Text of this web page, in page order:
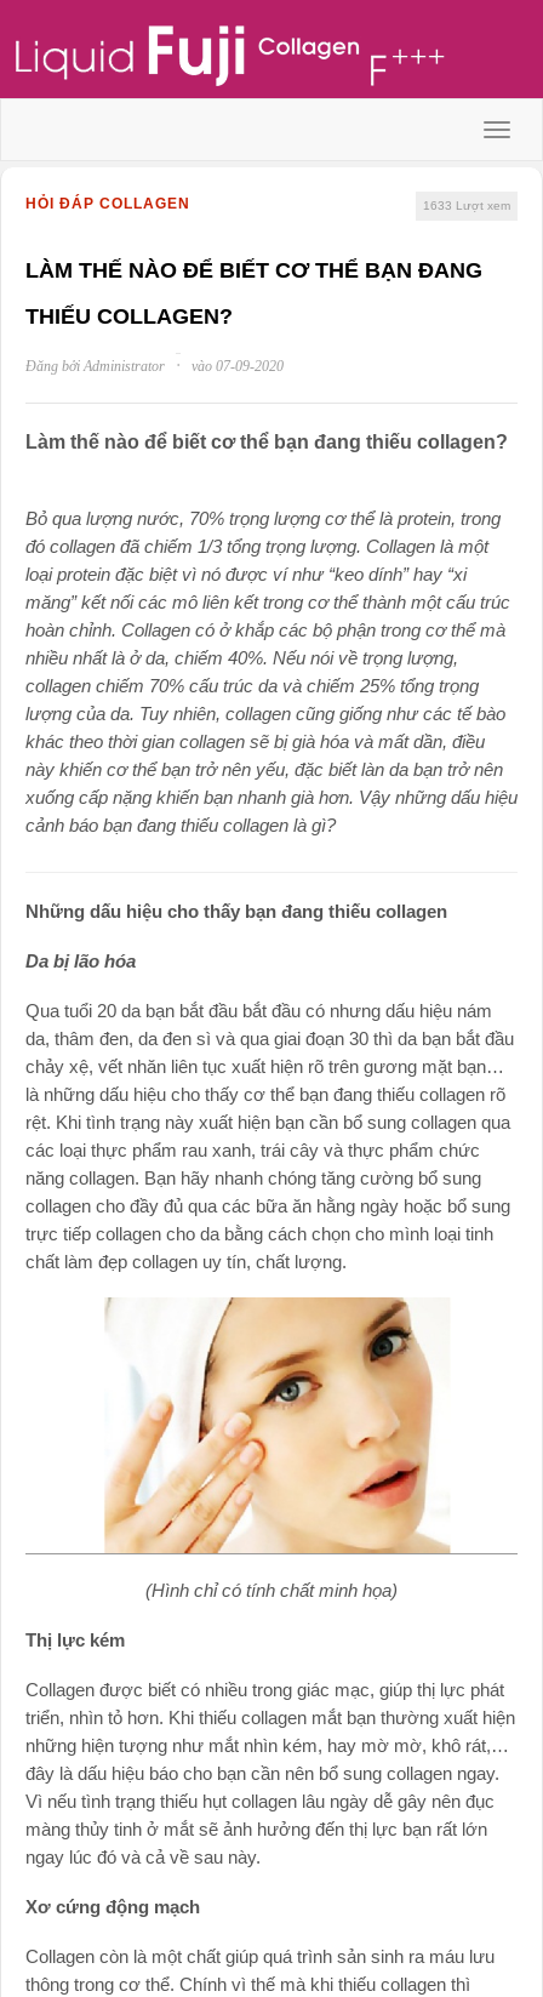
Menu
HỎI ĐÁP COLLAGEN 1633 Lượt xem
LÀM THẾ NÀO ĐỂ BIẾT CƠ THỂ BẠN ĐANG
THIẾU COLLAGEN?
Đăng bởi Administrator · vào 07-09-2020
Làm thế nào để biết cơ thể bạn đang thiếu collagen?
Bỏ qua lượng nước, 70% trọng lượng cơ thể là protein, trong
đó collagen đã chiếm 1/3 tổng trọng lượng. Collagen là một
loại protein đặc biệt vì nó được ví như “keo dính” hay “xi
măng” kết nối các mô liên kết trong cơ thể thành một cấu trúc
hoàn chỉnh. Collagen có ở khắp các bộ phận trong cơ thể mà
nhiều nhất là ở da, chiếm 40%. Nếu nói về trọng lượng,
collagen chiếm 70% cấu trúc da và chiếm 25% tổng trọng
lượng của da. Tuy nhiên, collagen cũng giống như các tế bào
khác theo thời gian collagen sẽ bị già hóa và mất dần, điều
này khiến cơ thể bạn trở nên yếu, đặc biết làn da bạn trở nên
xuống cấp nặng khiến bạn nhanh già hơn. Vậy những dấu hiệu
cảnh báo bạn đang thiếu collagen là gì?
Những dấu hiệu cho thấy bạn đang thiếu collagen
Da bị lão hóa
Qua tuổi 20 da bạn bắt đầu bắt đầu có nhưng dấu hiệu nám
da, thâm đen, da đen sì và qua giai đoạn 30 thì da bạn bắt đầu
chảy xệ, vết nhăn liên tục xuất hiện rõ trên gương mặt bạn…
là những dấu hiệu cho thấy cơ thể bạn đang thiếu collagen rõ
rệt. Khi tình trạng này xuất hiện bạn cần bổ sung collagen qua
các loại thực phẩm rau xanh, trái cây và thực phẩm chức
năng collagen. Bạn hãy nhanh chóng tăng cường bổ sung
collagen cho đầy đủ qua các bữa ăn hằng ngày hoặc bổ sung
trực tiếp collagen cho da bằng cách chọn cho mình loại tinh
chất làm đẹp collagen uy tín, chất lượng.
(Hình chỉ có tính chất minh họa)
Thị lực kém
Collagen được biết có nhiều trong giác mạc, giúp thị lực phát
triển, nhìn tỏ hơn. Khi thiếu collagen mắt bạn thường xuất hiện
những hiện tượng như mắt nhìn kém, hay mờ mờ, khô rát,…
đây là dấu hiệu báo cho bạn cần nên bổ sung collagen ngay.
Vì nếu tình trạng thiếu hụt collagen lâu ngày dễ gây nên đục
màng thủy tinh ở mắt sẽ ảnh hưởng đến thị lực bạn rất lớn
ngay lúc đó và cả về sau này.
Xơ cứng động mạch
Collagen còn là một chất giúp quá trình sản sinh ra máu lưu
thông trong cơ thể. Chính vì thế mà khi thiếu collagen thì